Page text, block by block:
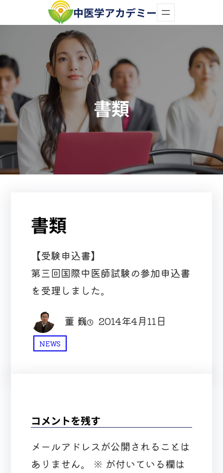
容
ス
キ
ッ
プ
中医学アカデミー
書類
書類
【受験申込書】
第三回国際中医師試験の参加申込書
を受理しました。
董 巍 2014年4月11日
NEWS
コメントを残す
メールアドレスが公開されることは
ありません。
※ が付いている欄は